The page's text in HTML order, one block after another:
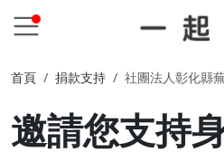
首頁 捐款支持 社團法人彰化縣
邀請您支持